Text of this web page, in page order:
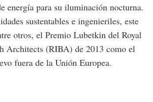
energía para su iluminación nocturna.
sustentables e ingenieriles, este
otros, el Premio Lubetkin del Royal
Architects (RIBA) de 2013 como el
fuera de la Unión Europea.